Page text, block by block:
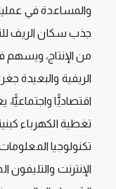
والمساعدة في
جذب سكان الريف
من الإنتاج، ويسهم
الريفية والبعيدة
اقتصاديًّا
تغطية الكهرباء
تكنولوجيا
الإنترنت